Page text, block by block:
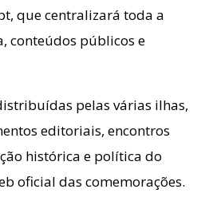
que centralizará toda a
conteúdos públicos e
pelas várias ilhas,
editoriais, encontros
histórica e política do
oficial das comemorações.